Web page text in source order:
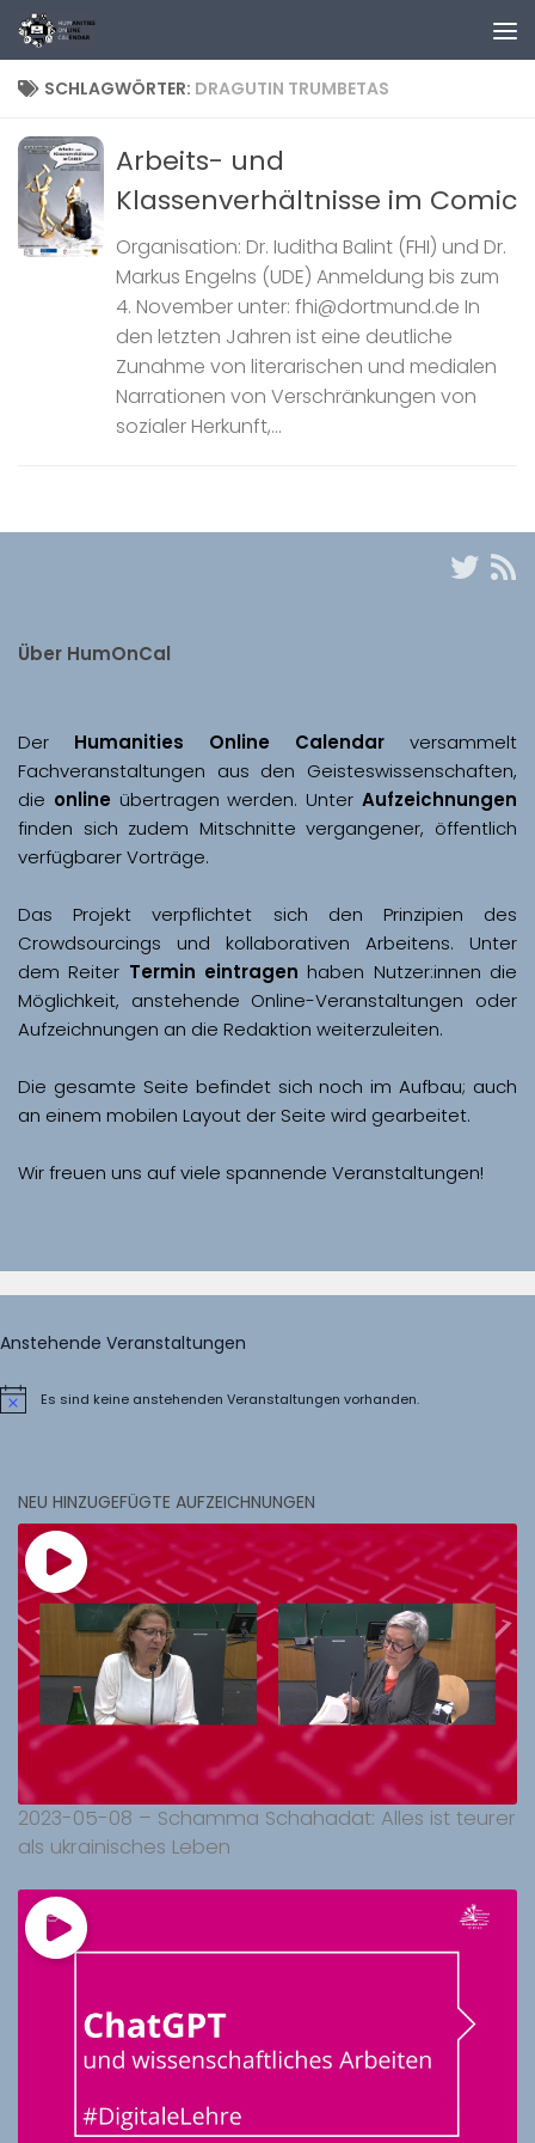
Zum Inhalt springen
SCHLAGWÖRTER: DRAGUTIN TRUMBETAS
Arbeits- und
Klassenverhältnisse im Comic
Organisation: Dr. Iuditha Balint (FHI) und Dr.
Markus Engelns (UDE) Anmeldung bis zum
4. November unter: fhi@dortmund.de In
den letzten Jahren ist eine deutliche
Zunahme von literarischen und medialen
Narrationen von Verschränkungen von
sozialer Herkunft,...
Über HumOnCal
Der Humanities Online Calendar versammelt
Fachveranstaltungen aus den Geisteswissenschaften,
die online übertragen werden. Unter Aufzeichnungen
finden sich zudem Mitschnitte vergangener, öffentlich
Das Projekt verpflichtet sich den Prinzipien des
Crowdsourcings und kollaborativen Arbeitens. Unter
dem Reiter Termin eintragen haben Nutzer:innen die
Möglichkeit, anstehende Online-Veranstaltungen oder
Aufzeichnungen an die Redaktion weiterzuleiten.
Die gesamte Seite befindet sich noch im Aufbau; auch
Wir freuen uns auf viele spannende Veranstaltungen!
Anstehende Veranstaltungen
HinweisEs sind keine anstehenden Veranstaltungen vorhanden.
NEU HINZUGEFÜGTE AUFZEICHNUNGEN
2023-05-08 – Schamma Schahadat: Alles ist teurer
als ukrainisches Leben